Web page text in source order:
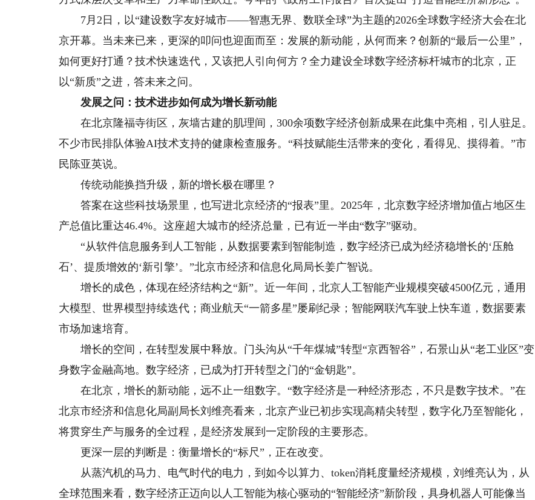
7月2日，以“建设数字友好城市——智惠无界、数联全球”为主题的2026全球数字经济大会在北
京开幕。当未来已来，更深的叩问也迎面而至：发展的新动能，从何而来？创新的“最后一公里”，
如何更好打通？技术快速迭代，又该把人引向何方？全力建设全球数字经济标杆城市的北京，正
以“新质”之进，答未来之问。
发展之问：技术进步如何成为增长新动能
在北京隆福寺街区，灰墙古建的肌理间，300余项数字经济创新成果在此集中亮相，引人驻足。
不少市民排队体验AI技术支持的健康检查服务。“科技赋能生活带来的变化，看得见、摸得着。”市
民陈亚英说。
传统动能换挡升级，新的增长极在哪里？
答案在这些科技场景里，也写进北京经济的“报表”里。2025年，北京数字经济增加值占地区生
产总值比重达46.4%。这座超大城市的经济总量，已有近一半由“数字”驱动。
“从软件信息服务到人工智能，从数据要素到智能制造，数字经济已成为经济稳增长的‘压舱
石’、提质增效的‘新引擎’。”北京市经济和信息化局局长姜广智说。
增长的成色，体现在经济结构之“新”。近一年间，北京人工智能产业规模突破4500亿元，通用
大模型、世界模型持续迭代；商业航天“一箭多星”屡刷纪录；智能网联汽车驶上快车道，数据要素
市场加速培育。
增长的空间，在转型发展中释放。门头沟从“千年煤城”转型“京西智谷”，石景山从“老工业区”变
身数字金融高地。数字经济，已成为打开转型之门的“金钥匙”。
在北京，增长的新动能，远不止一组数字。“数字经济是一种经济形态，不只是数字技术。”在
北京市经济和信息化局副局长刘维亮看来，北京产业已初步实现高精尖转型，数字化乃至智能化，
将贯穿生产与服务的全过程，是经济发展到一定阶段的主要形态。
更深一层的判断是：衡量增长的“标尺”，正在改变。
从蒸汽机的马力、电气时代的电力，到如今以算力、token消耗度量经济规模，刘维亮认为，从
全球范围来看，数字经济正迈向以人工智能为核心驱动的“智能经济”新阶段，具身机器人可能像当